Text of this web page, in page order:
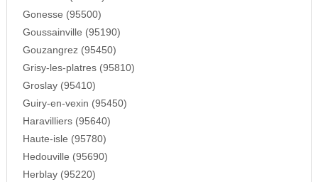
Gonesse (95500)
Goussainville (95190)
Gouzangrez (95450)
Grisy-les-platres (95810)
Groslay (95410)
Guiry-en-vexin (95450)
Haravilliers (95640)
Haute-isle (95780)
Hedouville (95690)
Herblay (95220)